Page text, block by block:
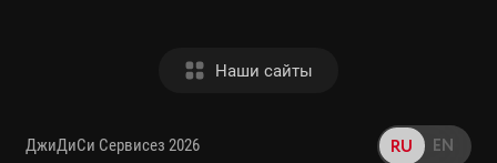
Наши сайты
ДжиДиСи Сервисез 2026 RU EN